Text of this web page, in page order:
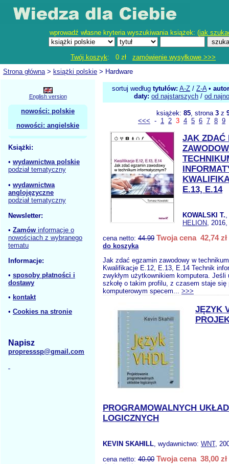
wprowadź własne kryteria wyszukiwania książek: (jak
Twój koszyk: 0 zł zamówienie wysyłkowe >>>
Strona główna> książki polskie > Hardware
English version
nowości: polskie
nowości: angielskie
Książki:
• wydawnictwa polskie
podział tematyczny
• wydawnictwa
anglojęzyczne
podział tematyczny
Newsletter:
• Zamów informacje o
nowościach z wybranego
tematu
Informacje:
• sposoby płatności i
dostawy
• kontakt
• Cookies na stronie
Napisz
propresssp@gmail.com
sortuj według tytułów: A-Z / Z-A•
daty: od najstarszych / od
książek: 85, strona 3z
<<< - 1 2 3 4 5 6 7 8 9
JAK ZDAĆ
E.13, E.14
KOWALSKI T.,
HELION,
cena netto: 44.99 Twoja cena 42,74 zł
do koszyka
Jak zdać egzamin zawodowy w
Kwalifikacje E.12, E.13, E.14 Technik
zwykłym użytkownikiem komputera. Jeśli
szkołę o takim profilu, z czasem staje się
komputerowym specem... >>>
JĘZYK
PROGRAMOWALNYCH
LOGICZNYCH
KEVIN SKAHILL, wydawnictwo: WNT,
cena netto: 40.00 Twoja cena 38,00 zł